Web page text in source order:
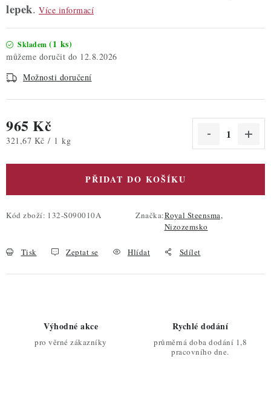
lepek. Více informací
Skladem (1 ks)
12.8.2026
Možnosti doručení
965 Kč
Měrná cena:
321,67 Kč / 1 kg
PŘIDAT DO KOŠÍKU
Kód zboží: 132-S090010A Značka:Royal Steensma,
Nizozemsko
Tisk Zeptat se Hlídat Sdílet
Výhodné akce
pro věrné zákazníky
Rychlé dodání
průměrná doba dodání 1,8
pracovního dne.